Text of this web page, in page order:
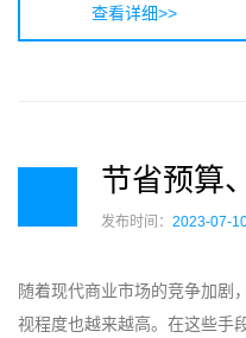
查看详细>>
发布时间： 2023-07-
随着现代商业市场的竞争加剧
视程度也越来越高。在这些手